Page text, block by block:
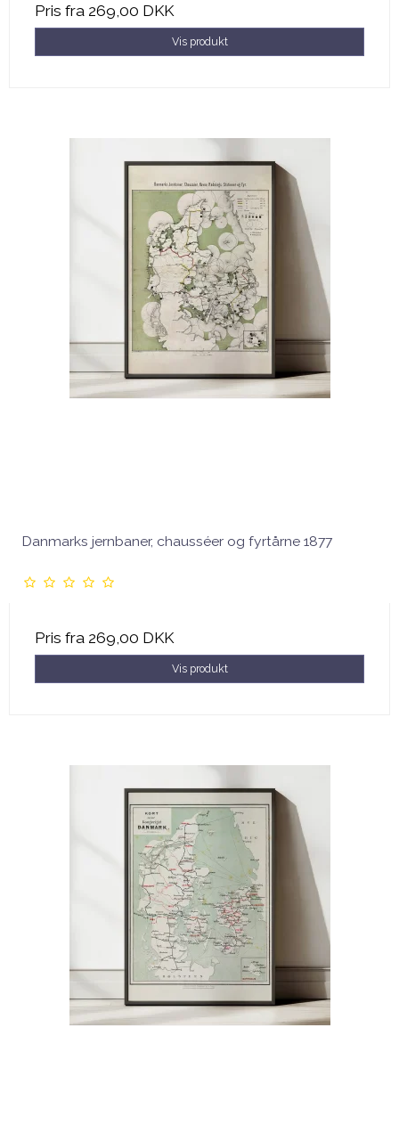
Pris fra 269,00 DKK
Vis produkt
Danmarks jernbaner, chausséer og fyrtårne 1877
Pris fra 269,00 DKK
Vis produkt